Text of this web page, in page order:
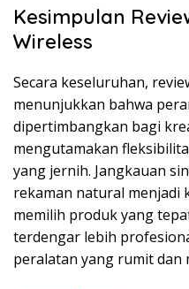
Kesimpulan
Wireless
Secara keseluruhan,
menunjukkan bahwa
dipertimbangkan bagi
mengutamakan
yang jernih. Jangkauan
rekaman natural menjadi
memilih produk yang
terdengar lebih
peralatan yang rumit dan